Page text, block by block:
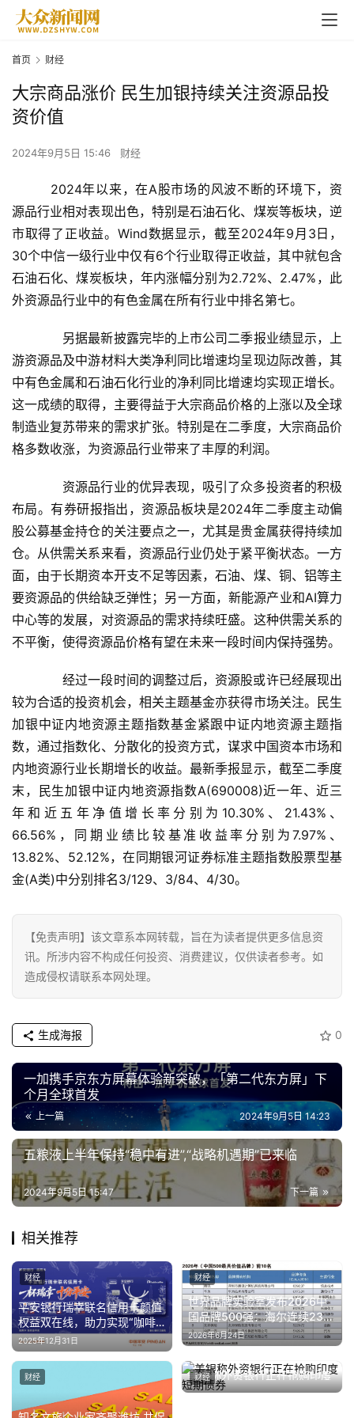
首
页
资
讯
消
费
生
活
科
技
财
育
题
车
·
新
能
源
登录 注册
首页 财经
大宗商品涨价 民生加银持续关注资源品投
资价值
2024年9月5日 15:46 财经
2024年以来，在A股市场的风波不断的环境下，资
源品行业相对表现出色，特别是石油石化、煤炭等板块，逆
市取得了正收益。Wind数据显示，截至2024年9月3日，
30个中信一级行业中仅有6个行业取得正收益，其中就包含
石油石化、煤炭板块，年内涨幅分别为2.72%、2.47%，此
外资源品行业中的有色金属在所有行业中排名第七。
另据最新披露完毕的上市公司二季报业绩显示，上
游资源品及中游材料大类净利同比增速均呈现边际改善，其
中有色金属和石油石化行业的净利同比增速均实现正增长。
这一成绩的取得， 主要得益于大宗商品价格的上涨以及全球
制造业复苏带来的需求扩张。特别是在二季度，大宗商品价
格多数收涨，为资源品行业带来了丰厚的利润。
资源品行业的优异表现，吸引了众多投资者的积极
布局。有券研报指出，资源品板块是2024年二季度主动偏
股公募基金持仓的关注要点之一，尤其是贵金属获得持续加
仓。从供需关系来看，资源品行业仍处于紧平衡状态。一方
面，由于长期资本开支不足等因素，石油、煤、铜、铝等主
要资源品的供给缺乏弹性；另一方面，新能源产业和AI算力
中心等的发展，对资源品的需求持续旺盛。这种供需关系的
不平衡，使得资源品价格有望在未来一段时间内保持强势。
经过一段时间的调整过后，资源股或许已经展现出
较为合适的投资机会，相关主题基金亦获得市场关注。民生
加银中证内地资源主题指数基金紧跟中证内地资源主题指
数，通过指数化、分散化的投资方式，谋求中国资本市场和
内地资源行业长期增长的收益。最新季报显示，截至二季度
末，民生加银中证内地资源指数A(690008)近一年、近三
年和近五年净值增长率分别为10.30%、21.43%、
66.56%，同期业绩比较基准收益率分别为7.97%、
13.82%、52.12%，在同期银河证券标准主题指数股票型基
金(A类)中分别排名3/129、3/84、4/30。
【免责声明】该文章系本网转载，旨在为读者提供更多信息资
讯。所涉内容不构成任何投资、消费建议，仅供读者参考。如
造成侵权请联系本网处理。
0
生成海报
一加携手京东方屏幕体验新突破，「第二代东方屏」下
个月全球首发
上一篇 2024年9月5日 14:23
五粮液上半年保持“稳中有进”,“战略机遇期”已来临
下一篇
2024年9月5日 15:47
相关推荐
平安银行瑞幸联名信用卡颜值
权益双在线，助力实现“咖啡
自由”
2025年12月31日
财经
世界品牌实验室发布2026中
国品牌500强：海尔连续23年
上榜，蝉联前三
2026年6月24日
财经
财经
美银称外资银行正在抢购印度
短期债券
2024年7月15日
财经